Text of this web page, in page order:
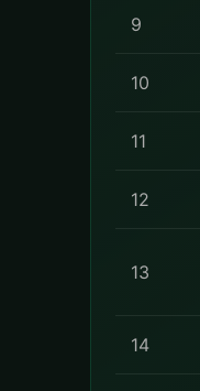
9
10
11
12
13
14